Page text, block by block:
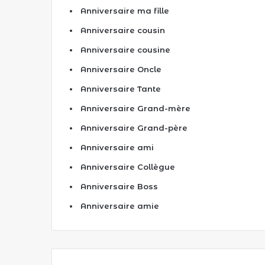
Anniversaire ma fille
Anniversaire cousin
Anniversaire cousine
Anniversaire Oncle
Anniversaire Tante
Anniversaire Grand-mère
Anniversaire Grand-père
Anniversaire ami
Anniversaire Collègue
Anniversaire Boss
Anniversaire amie